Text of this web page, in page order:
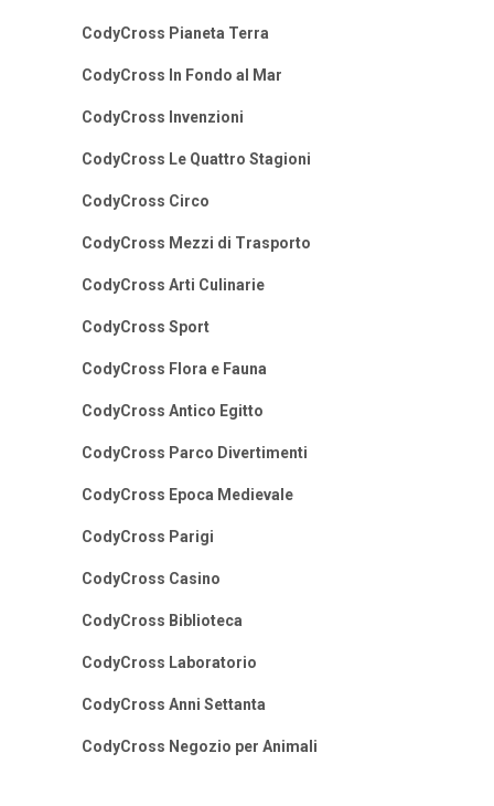
CodyCross Pianeta Terra
CodyCross In Fondo al Mar
CodyCross Invenzioni
CodyCross Le Quattro Stagioni
CodyCross Circo
CodyCross Mezzi di Trasporto
CodyCross Arti Culinarie
CodyCross Sport
CodyCross Flora e Fauna
CodyCross Antico Egitto
CodyCross Parco Divertimenti
CodyCross Epoca Medievale
CodyCross Parigi
CodyCross Casino
CodyCross Biblioteca
CodyCross Laboratorio
CodyCross Anni Settanta
CodyCross Negozio per Animali